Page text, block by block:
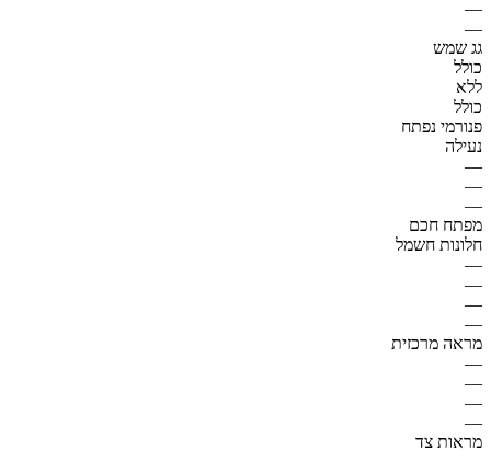
—
—
גג שמש
כולל
ללא
כולל
פנורמי נפתח
נעילה
—
—
—
מפתח חכם
חלונות חשמל
—
—
—
—
מראה מרכזית
—
—
—
—
מראות צד